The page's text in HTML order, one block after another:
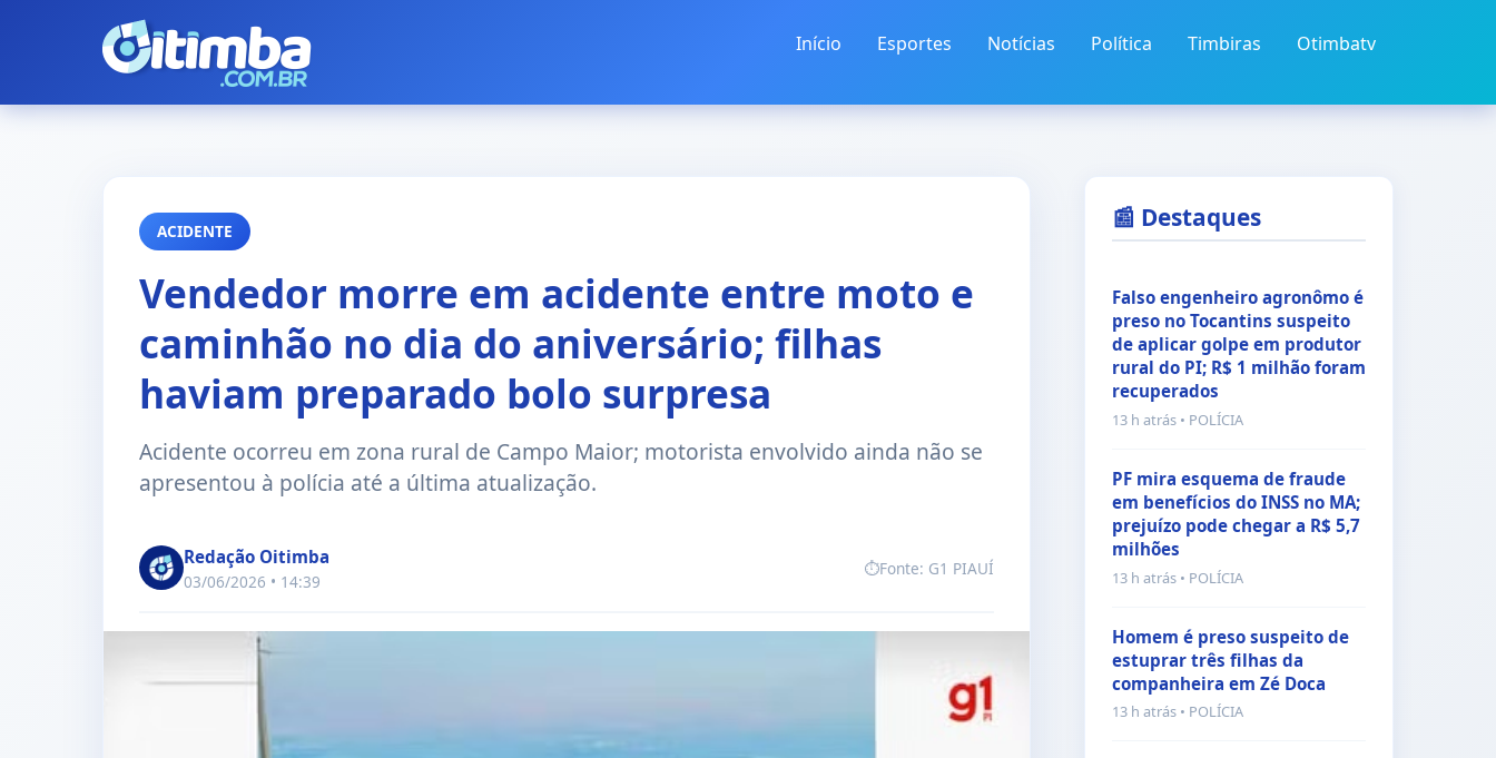
Início Esportes Notícias Política Timbiras Otimbatv
ACIDENTE
Vendedor morre em acidente entre moto e
caminhão no dia do aniversário; filhas
haviam preparado bolo surpresa
Acidente ocorreu em zona rural de Campo Maior; motorista envolvido ainda não se
apresentou à polícia até a última atualização.
Redação Oitimba
03/06/2026 • 14:39
⏱️Fonte: G1 PIAUÍ
📰 Destaques
Falso engenheiro agronômo é
preso no Tocantins suspeito
de aplicar golpe em produtor
rural do PI; R$ 1 milhão foram
recuperados
13 h atrás • POLÍCIA
PF mira esquema de fraude
em benefícios do INSS no MA;
prejuízo pode chegar a R$ 5,7
milhões
13 h atrás • POLÍCIA
Homem é preso suspeito de
estuprar três filhas da
companheira em Zé Doca
13 h atrás • POLÍCIA